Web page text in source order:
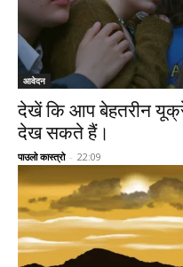
आवेदन
देखें कि आप बेहतरीन
देख सकते हैं।
पाउलो कास्त्रो - 22:09